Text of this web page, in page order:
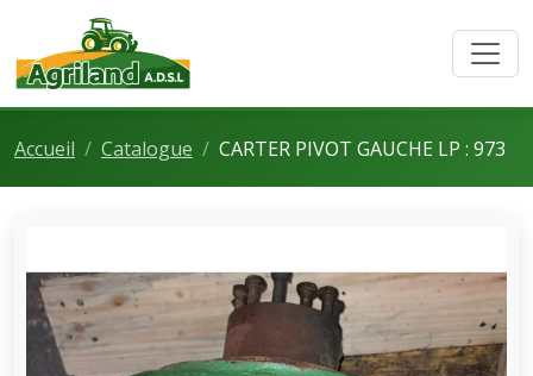
Accueil Catalogue CARTER PIVOT GAUCHE LP : 973